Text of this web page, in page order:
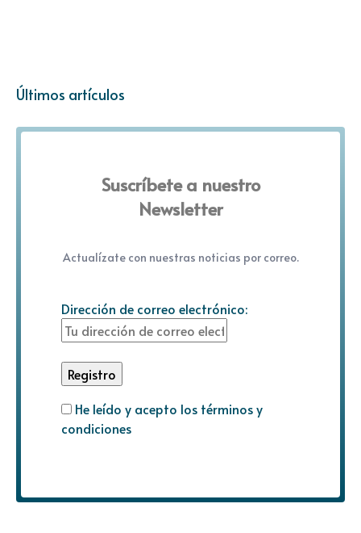
Últimos artículos
Suscríbete a nuestro
Newsletter
Actualízate con nuestras noticias por correo.
Dirección de correo electrónico:
He leído y acepto los términos y
condiciones